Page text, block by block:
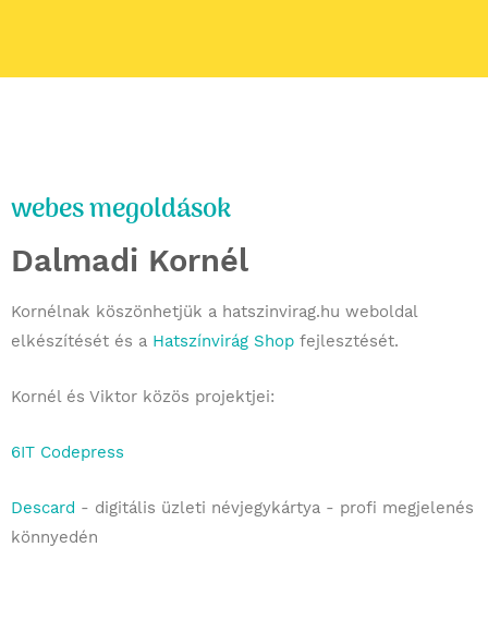
webes megoldások
Dalmadi Kornél
Kornélnak köszönhetjük a hatszinvirag.hu weboldal
elkészítését és a Hatszínvirág Shop fejlesztését.
Kornél és Viktor közös projektjei:
6IT Codepress
Descard - digitális üzleti névjegykártya - profi megjelenés
könnyedén